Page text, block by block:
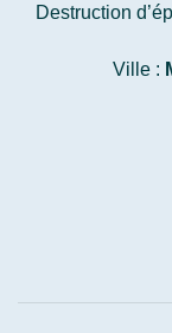
Destruction
Ville :